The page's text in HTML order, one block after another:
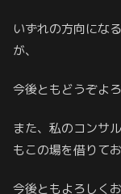
いずれの方向にな
が、
今後ともどうぞよ
また、私のコンサ
もこの場を借りて
今後ともよろしく